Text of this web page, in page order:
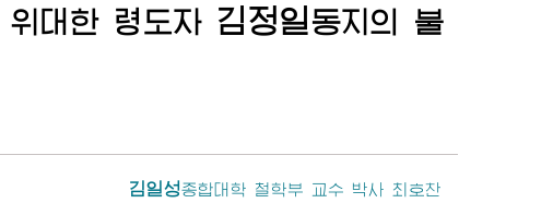
위대한 령도자 김정일동지 의 불
김일성종합대학 철학부 교수 박사 최호찬